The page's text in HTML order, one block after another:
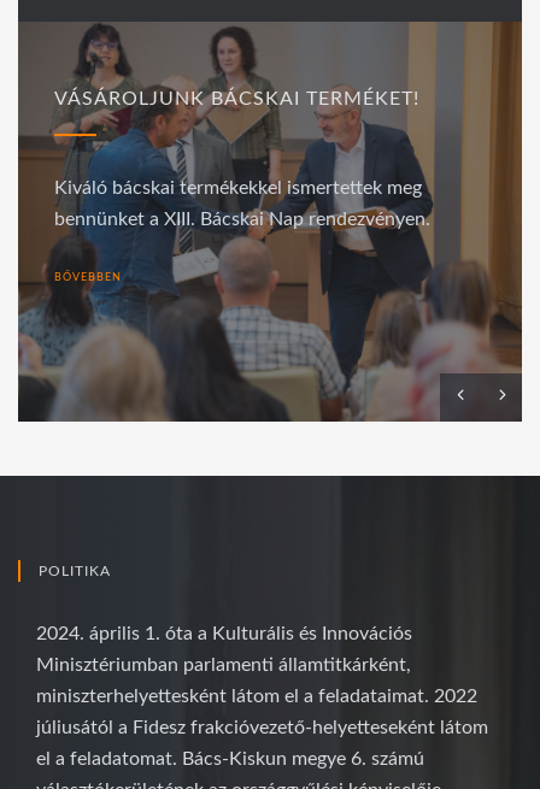
VÁSÁROLJUNK BÁCSKAI TERMÉKET!
Kiváló bácskai termékekkel ismertettek meg
bennünket a XIII. Bácskai Nap rendezvényen.
BŐVEBBEN
POLITIKA
2024. április 1. óta a Kulturális és Innovációs
Minisztériumban parlamenti államtitkárként,
miniszterhelyettesként látom el a feladataimat. 2022
júliusától a Fidesz frakcióvezető-helyetteseként látom
el a feladatomat. Bács-Kiskun megye 6. számú